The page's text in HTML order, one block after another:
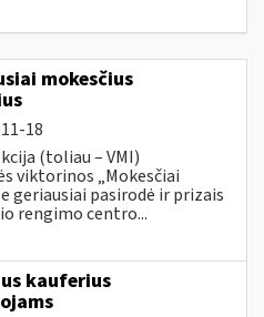
mokesčius
18
(toliau – VMI)
viktorinos „Mokesčiai
geriausiai pasirodė ir prizais
rengimo centro...
kauferius